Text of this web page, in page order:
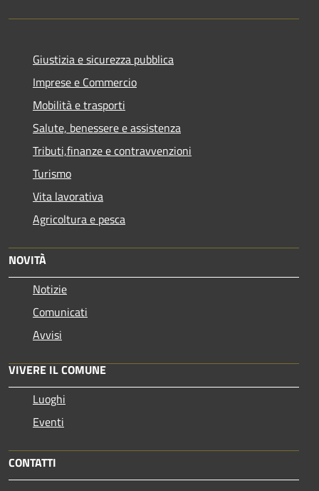
Giustizia e sicurezza pubblica
Imprese e Commercio
Mobilità e trasporti
Salute, benessere e assistenza
Tributi,finanze e contravvenzioni
Turismo
Vita lavorativa
Agricoltura e pesca
NOVITÀ
Notizie
Comunicati
Avvisi
VIVERE IL COMUNE
Luoghi
Eventi
CONTATTI